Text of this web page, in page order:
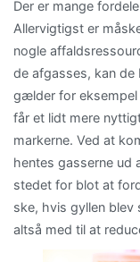
Der er mange
Allervigtigst er
nogle
de afgasses, kan
gælder for eksempel
får et lidt mere
markerne. Ved at
hentes gasserne ud
stedet for blot at
ske, hvis gyllen blev
altså med til at